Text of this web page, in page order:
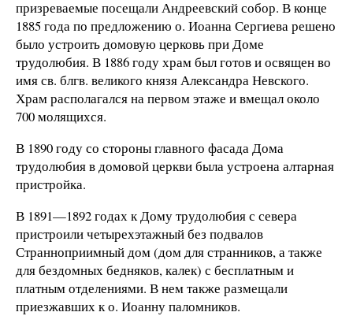
призреваемые посещали Андреевский собор. В конце
1885 года по предложению о. Иоанна Сергиева решено
было устроить домовую церковь при Доме
трудолюбия. В 1886 году храм был готов и освящен во
имя св. блгв. великого князя Александра Невского.
Храм располагался на первом этаже и вмещал около
700 молящихся.
В 1890 году со стороны главного фасада Дома
трудолюбия в домовой церкви была устроена алтарная
пристройка.
В 1891—1892 годах к Дому трудолюбия с севера
пристроили четырехэтажный без подвалов
Странноприимный дом (дом для странников, а также
для бездомных бедняков, калек) с бесплатным и
платным отделениями. В нем также размещали
приезжавших к о. Иоанну паломников.